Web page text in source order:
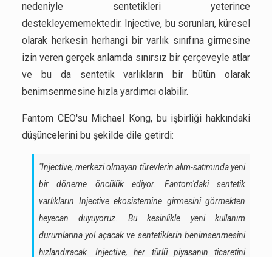
nedeniyle sentetikleri yeterince
destekleyememektedir. Injective, bu sorunları, küresel
olarak herkesin herhangi bir varlık sınıfına girmesine
izin veren gerçek anlamda sınırsız bir çerçeveyle atlar
ve bu da sentetik varlıkların bir bütün olarak
benimsenmesine hızla yardımcı olabilir.
Fantom CEO'su Michael Kong, bu işbirliği hakkındaki
düşüncelerini bu şekilde dile getirdi:
"Injective, merkezi olmayan türevlerin alım-satımında yeni
bir döneme öncülük ediyor. Fantom'daki sentetik
varlıkların Injective ekosistemine girmesini görmekten
heyecan duyuyoruz. Bu kesinlikle yeni kullanım
durumlarına yol açacak ve sentetiklerin benimsenmesini
hızlandıracak. Injective, her türlü piyasanın ticaretini